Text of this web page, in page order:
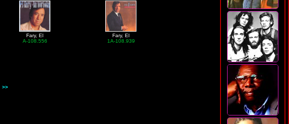
Fary, El
A-108.556
Fary, El
1A-108.939
>>